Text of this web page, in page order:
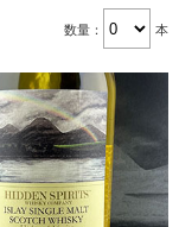
数量： 本